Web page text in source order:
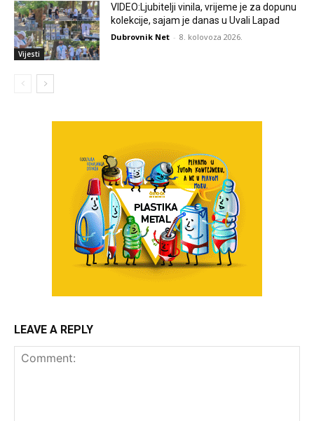
Vijesti
VIDEO:Ljubitelji vinila, vrijeme je za dopunu
kolekcije, sajam je danas u Uvali Lapad
Dubrovnik Net - 8. kolovoza 2026.
LEAVE A REPLY